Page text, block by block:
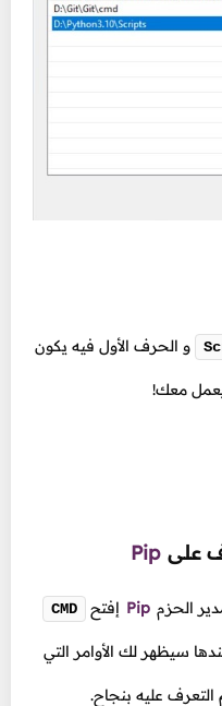
و الحرف الأول فيه يكون
يعمل معك!
على Pip
الحزم Pip إفتح CMD
سيظهر لك الأوامر التي
عليه بنجاح.